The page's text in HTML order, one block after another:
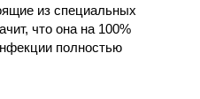
из специальных
что она на 100%
полностью